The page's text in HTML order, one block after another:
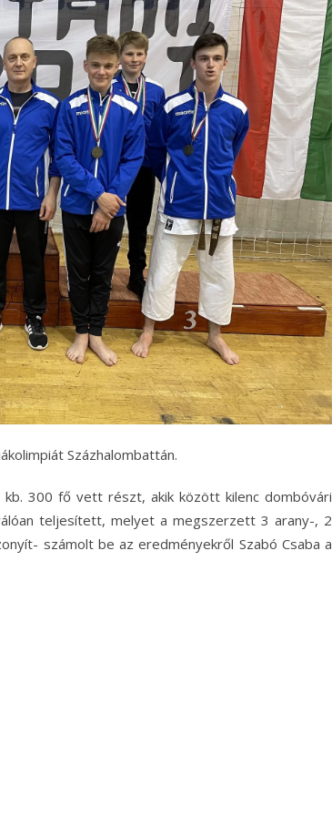
Százhalombattán.
300 fő vett részt, akik között kilenc dombóvári
teljesített, melyet a megszerzett 3 arany-, 2
számolt be az eredményekről Szabó Csaba a